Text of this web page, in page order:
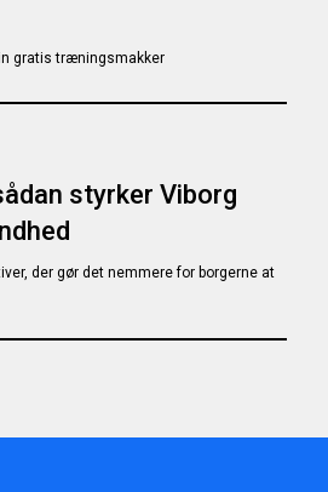
gratis træningsmakker
styrker Viborg
der gør det nemmere for borgerne at